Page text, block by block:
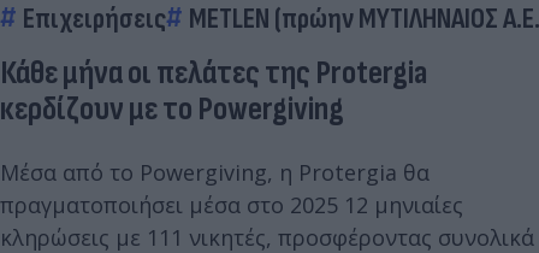
Επιχειρήσεις METLEN (πρώην ΜΥΤΙΛΗΝΑΙΟΣ
Κάθε μήνα οι πελάτες της Protergia
κερδίζουν με το Powergiving
Μέσα από το Powergiving, η Protergia θα
πραγματοποιήσει μέσα στο 2025 12 μηνιαίες
κληρώσεις με 111 νικητές, προσφέροντας συνολικά